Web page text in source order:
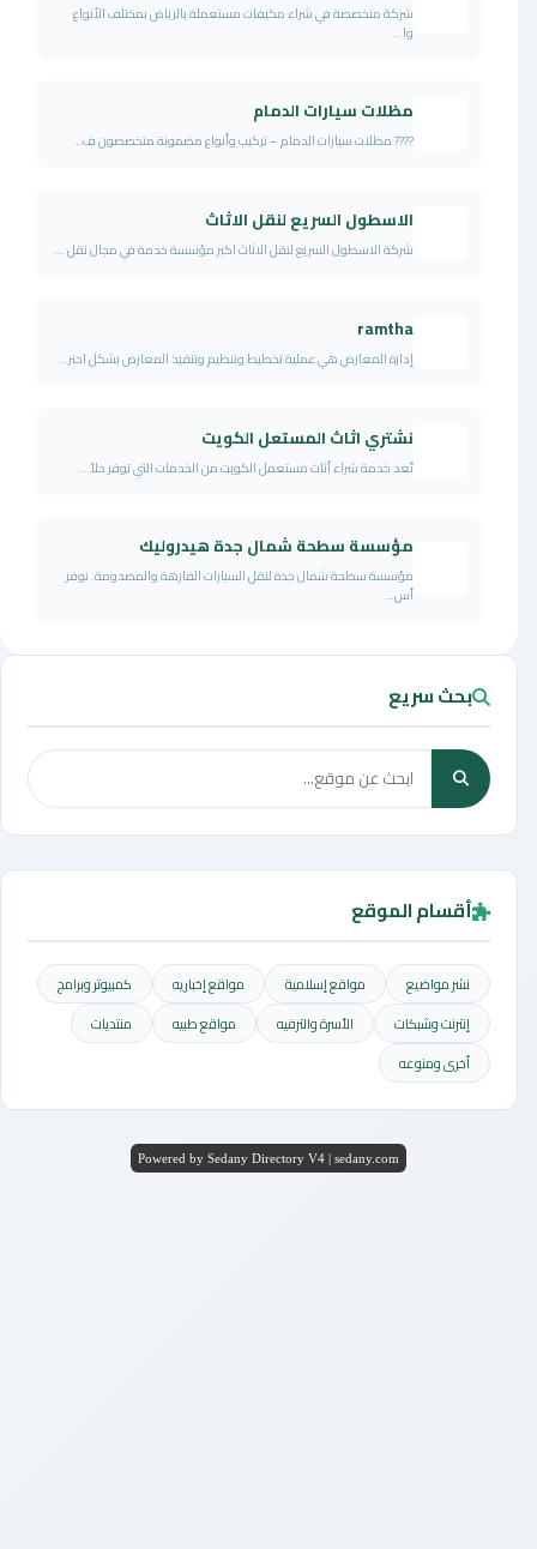
شركة متخصصة في شراء مكيفات مستعملة بالرياض بمختلف الأنواع
وا...
مظلات سيارات الدمام
???? مظلات سيارات الدمام – تركيب وأنواع مضمونة متخصصون ف...
الاسطول السريع لنقل الاثاث
شركة الاسطول السريع لنقل الاثاث اكبر مؤسسة خدمة في مجال نقل ...
ramtha
إدارة المعارض هي عملية تخطيط وتنظيم وتنفيذ المعارض بشكل احتر...
نشتري اثاث المستعل الكويت
تُعد خدمة شراء أثاث مستعمل الكويت من الخدمات التي توفر حلاً ...
مؤسسة سطحة شمال جدة هيدروليك
مؤسسة سطحة شمال جدة لنقل السيارات الفارهة والمصدومة. نوفر
أس...
بحث سريع
أقسام الموقع
نشر مواضيع مواقع إسلامية مواقع إخباريه
كمبيوتر وبرامج
إنترنت وشبكات
الأسرة والترفيه مواقع طبيه
منتديات
أخرى ومنوعه
Powered by Sedany Directory V4 | sedany.com